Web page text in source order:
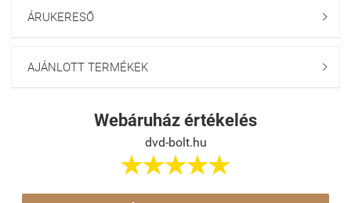
ÁRUKERESŐ 
AJÁNLOTT TERMÉKEK 
Webáruház értékelés
dvd-bolt.hu
